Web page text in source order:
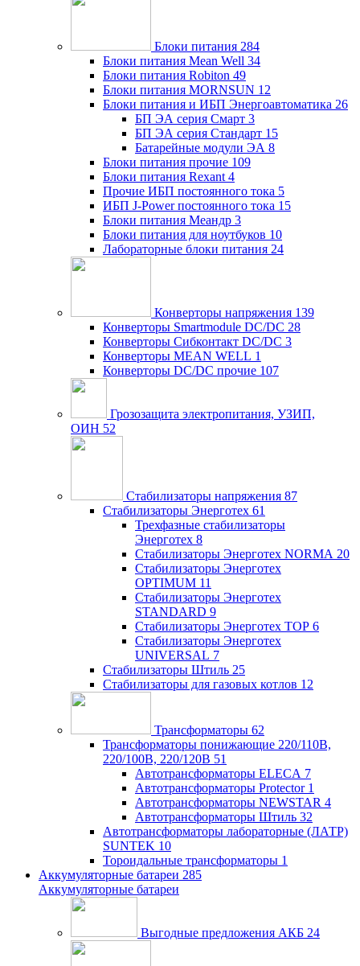
Блоки питания 284
Блоки питания Mean Well 34
Блоки питания Robiton 49
Блоки питания MORNSUN 12
Блоки питания и ИБП Энергоавтоматика 26
БП ЭА серия Смарт 3
БП ЭА серия Стандарт 15
Батарейные модули ЭА 8
Блоки питания прочие 109
Блоки питания Rexant 4
Прочие ИБП постоянного тока 5
ИБП J-Power постоянного тока 15
Блоки питания Меандр 3
Блоки питания для ноутбуков 10
Лабораторные блоки питания 24
Конверторы напряжения 139
Конверторы Smartmodule DC/DC 28
Конверторы Сибконтакт DC/DC 3
Конверторы MEAN WELL 1
Конверторы DC/DC прочие 107
Грозозащита электропитания, УЗИП,
ОИН 52
Стабилизаторы напряжения 87
Стабилизаторы Энерготех 61
Трехфазные стабилизаторы
Энерготех 8
Стабилизаторы Энерготех NORMA 20
Стабилизаторы Энерготех
OPTIMUM 11
Стабилизаторы Энерготех
STANDARD 9
Стабилизаторы Энерготех TOP 6
Стабилизаторы Энерготех
UNIVERSAL 7
Стабилизаторы Штиль 25
Стабилизаторы для газовых котлов 12
Трансформаторы 62
Трансформаторы понижающие 220/110В,
220/100В, 220/120В 51
Автотрансформаторы ELECA 7
Автотрансформаторы Protector 1
Автотрансформаторы NEWSTAR 4
Автотрансформаторы Штиль 32
Автотрансформаторы лабораторные (ЛАТР)
SUNTEK 10
Тороидальные трансформаторы 1
Аккумуляторные батареи 285
Аккумуляторные батареи
Выгодные предложения АКБ 24